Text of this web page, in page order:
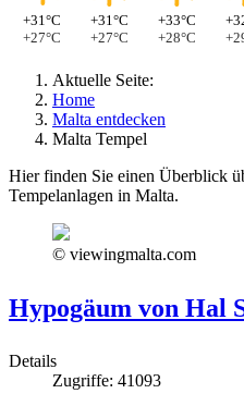
+31°C
+27°C
+31°C
+27°C
+33°C
+28°C
Aktuelle Seite:
Home
Malta entdecken
Malta Tempel
Hier finden Sie einen Überblick
Tempelanlagen in Malta.
© viewingmalta.com
Hypogäum von Hal
Details
Zugriffe: 41093